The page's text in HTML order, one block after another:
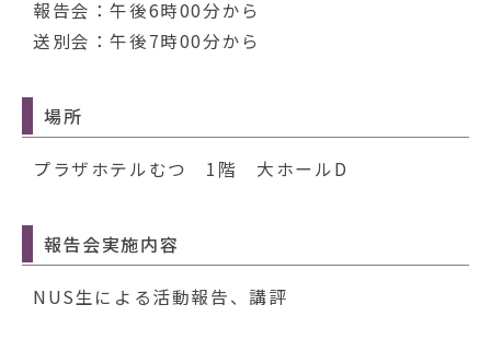
報告会：午後6時00分から
送別会：午後7時00分から
場所
プラザホテルむつ 1階 大ホールD
報告会実施内容
NUS生による活動報告、講評